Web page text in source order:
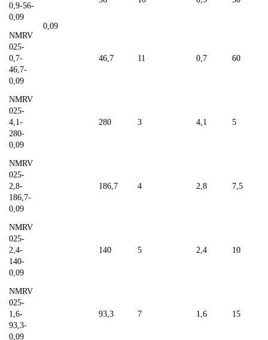
0,09
0,9-56-
0,09
NMRV
025-
0,7-
46,7-
0,09
46,7 11 0,7 60
NMRV
025-
4,1-
280-
0,09
280 3 4,1 5
NMRV
025-
2,8-
186,7-
0,09
186,7 4 2,8 7,5
NMRV
025-
2,4-
140-
0,09
140 5 2,4 10
NMRV
025-
1,6-
93,3-
0,09
93,3 7 1,6 15